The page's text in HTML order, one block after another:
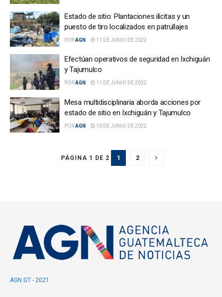
Estado de sitio: Plantaciones ilícitas y un
puesto de tiro localizados en patrullajes
PORAGN 11 DE JUNIO DE 2022
Efectúan operativos de seguridad en Ixchiguán
y Tajumulco
PORAGN 11 DE JUNIO DE 2022
Mesa multidisciplinaria aborda acciones por
estado de sitio en Ixchiguán y Tajumulco
PORAGN 10 DE JUNIO DE 2022
PÁGINA 1 DE 2 1 2
AGN.GT - 2021